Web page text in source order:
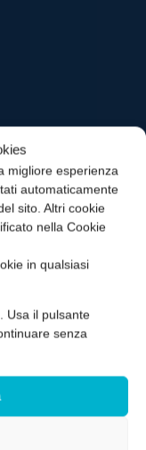
migliore esperienza
automaticamente
sito. Altri cookie
nella Cookie
in qualsiasi
Usa il pulsante
senza